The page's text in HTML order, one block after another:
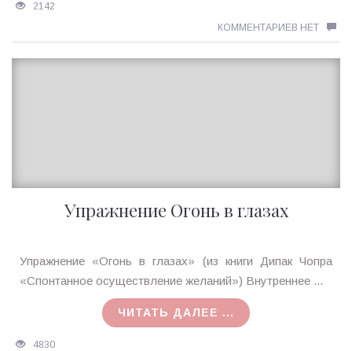
2142
КОММЕНТАРИЕВ НЕТ
Упражнение Огонь в глазах
Ирина
MagicTantra
Упражнение «Огонь в глазах» (из книги Дипак Чопра
«Спонтанное осуществление желаний») Внутреннее ...
ЧИТАТЬ ДАЛЕЕ ...
4830